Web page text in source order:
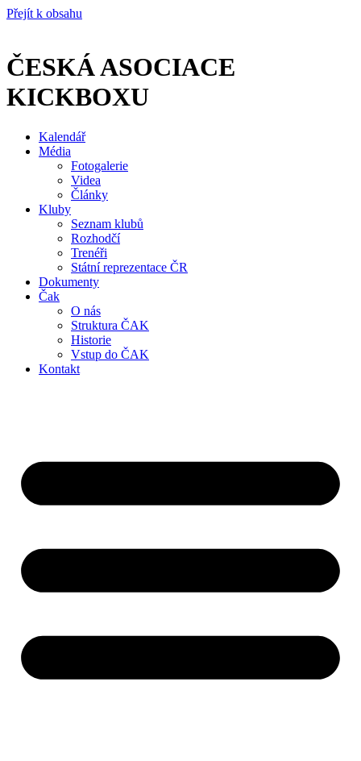
Přejít k obsahu
ČESKÁ ASOCIACE
KICKBOXU
Kalendář
Média
Fotogalerie
Videa
Články
Kluby
Seznam klubů
Rozhodčí
Trenéři
Státní reprezentace ČR
Dokumenty
Čak
O nás
Struktura ČAK
Historie
Vstup do ČAK
Kontakt